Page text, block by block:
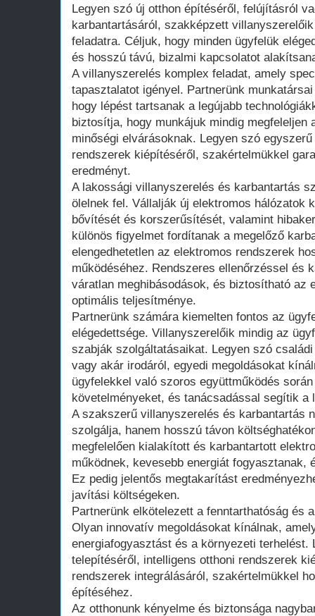
Legyen szó új otthon építéséről, felújításról
karbantartásáról, szakképzett
feladatra. Céljuk, hogy minden ügyfelük
és hosszú távú, bizalmi kapcsolatot
A villanyszerelés komplex feladat, amely
tapasztalatot igényel. Partnerünk
hogy lépést tartsanak a legújabb
biztosítja, hogy munkájuk mindig megfeleljen
minőségi elvárásoknak. Legyen szó
rendszerek kiépítéséről, szakértelmükkel
eredményt.
A lakossági villanyszerelés és karbantartás
ölelnek fel. Vállalják új elektromos hálózatok
bővítését és korszerűsítését, valamint
különös figyelmet fordítanak a megelőző
elengedhetetlen az elektromos rendszerek
működéséhez. Rendszeres ellenőrzéssel és
váratlan meghibásodások, és biztosítható az
optimális teljesítménye.
Partnerünk számára kiemelten fontos az
elégedettsége. Villanyszerelőik mindig az
szabják szolgáltatásaikat. Legyen szó
vagy akár irodáról, egyedi megoldásokat
ügyfelekkel való szoros együttműködés
követelményeket, és tanácsadással segítik a
A szakszerű villanyszerelés és karbantartás
szolgálja, hanem hosszú távon
megfelelően kialakított és karbantartott
működnek, kevesebb energiát fogyasztanak,
Ez pedig jelentős megtakarítást
javítási költségeken.
Partnerünk elkötelezett a fenntarthatóság és
Olyan innovatív megoldásokat kínálnak,
energiafogyasztást és a környezeti terhelést.
telepítéséről, intelligens otthoni rendszerek
rendszerek integrálásáról, szakértelmükkel
építéséhez.
Az otthonunk kényelme és biztonsága